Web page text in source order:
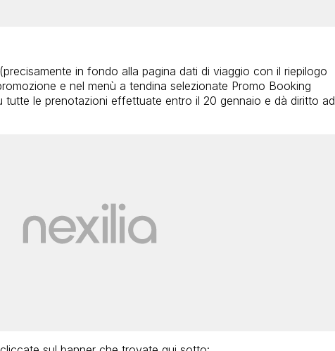
in fondo alla pagina dati di viaggio con il riepilogo
e nel menù a tendina selezionate Promo Booking
tutte le prenotazioni effettuate entro il 20 gennaio e dà diritto ad